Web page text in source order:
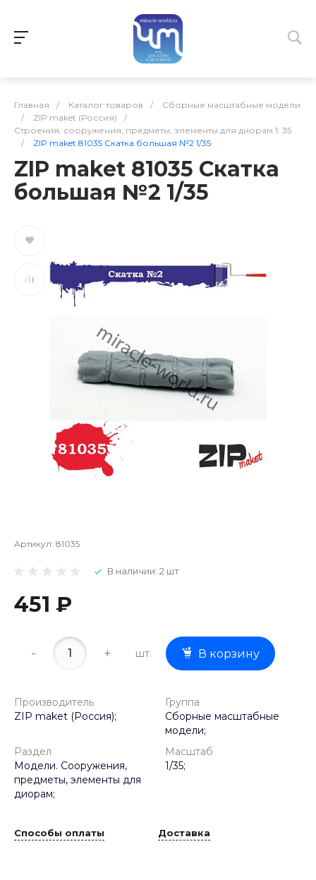
Главная / Каталог товаров /
Сборные масштабные модели
/
ZIP maket (Россия)
/
Строения, сооружения, предметы, элементы для диорам 1: 35
/
ZIP maket 81035 Скатка большая №2 1/35
ZIP maket 81035 Скатка
большая №2 1/35
Артикул: 81035
В наличии: 2 шт
451 ₽
- + шт. В корзину
Производитель
ZIP maket (Россия);
Группа
Сборные масштабные
модели;
Раздел
Модели. Сооружения,
предметы, элементы для
диорам;
Масштаб
1/35;
Способы оплаты Доставка